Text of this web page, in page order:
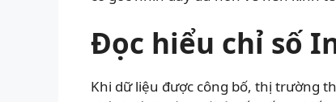
Đọc hiểu chỉ số
Khi dữ liệu được công bố, thị trường